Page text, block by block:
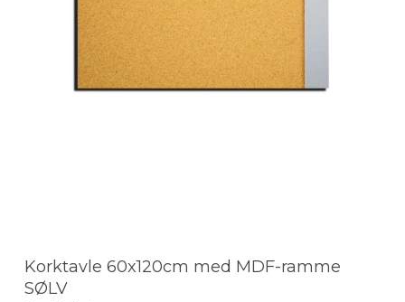
Korktavle 60x120cm med MDF-ramme
SØLV